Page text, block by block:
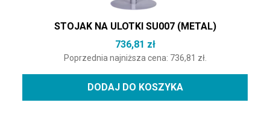
STOJAK NA ULOTKI SU007 (METAL)
736,81 zł
Poprzednia najniższa cena: 736,81 zł.
DODAJ DO KOSZYKA